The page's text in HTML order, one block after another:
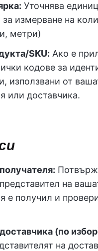
Уточнява
за измерване на
метри)
SKU: Ако е
кодове за
използвани от
или доставчика.
на
е получил и
(по
на